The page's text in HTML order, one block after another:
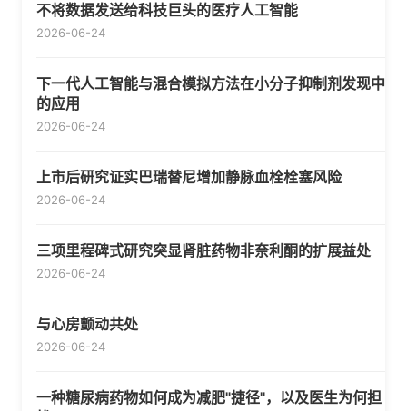
不将数据发送给科技巨头的医疗人工智能
2026-06-24
下一代人工智能与混合模拟方法在小分子抑制剂发现中
的应用
2026-06-24
上市后研究证实巴瑞替尼增加静脉血栓栓塞风险
2026-06-24
三项里程碑式研究突显肾脏药物非奈利酮的扩展益处
2026-06-24
与心房颤动共处
2026-06-24
一种糖尿病药物如何成为减肥"捷径"，以及医生为何担